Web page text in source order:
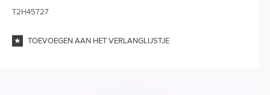
T2H45727
TOEVOEGEN AAN HET VERLANGLIJSTJE